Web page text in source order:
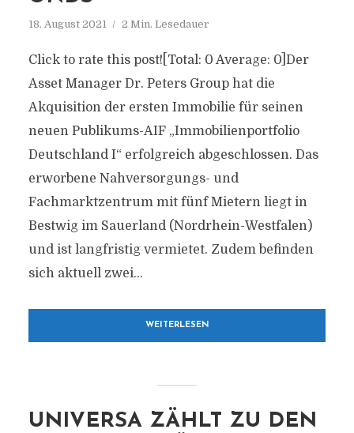
18. August 2021 2 Min. Lesedauer
Click to rate this post![Total: 0 Average: 0]Der
Asset Manager Dr. Peters Group hat die
Akquisition der ersten Immobilie für seinen
neuen Publikums-AIF „Immobilienportfolio
Deutschland I“ erfolgreich abgeschlossen. Das
erworbene Nahversorgungs- und
Fachmarktzentrum mit fünf Mietern liegt in
Bestwig im Sauerland (Nordrhein-Westfalen)
und ist langfristig vermietet. Zudem befinden
sich aktuell zwei...
WEITERLESEN
UNIVERSA ZÄHLT ZU DEN